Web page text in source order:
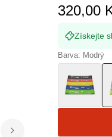
320,00
Získejte
Barva: Modrý